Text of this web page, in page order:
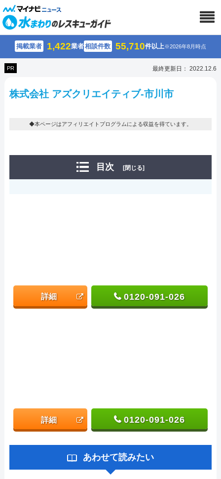
掲載業者 1,422業者相談件数 55,710件以上※2026年8月時点
PR 最終更新日： 2022.12.6
株式会社 アズクリエイティブ-市川市
◆本ページはアフィリエイトプログラムによる収益を得ています。
目次 [閉じる]
詳細 0120-091-026
詳細 0120-091-026
あわせて読みたい